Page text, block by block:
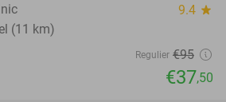
9.4 star
(11 km)
Regulier €95
€37,50